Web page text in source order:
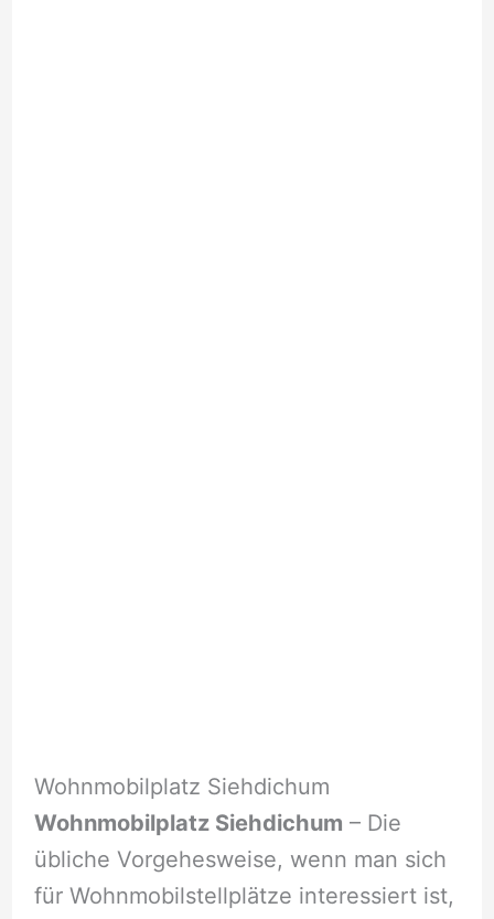
Wohnmobilplatz Siehdichum
Wohnmobilplatz Siehdichum – Die
übliche Vorgehesweise, wenn man sich
für Wohnmobilstellplätze interessiert ist,